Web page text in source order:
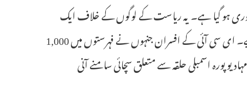
چوری ہو گیا ہے۔ یہ ریاست کے لوگوں کے خلاف ایک
مجرمانہ فعل ہے۔ ریاستی حکومت کو جانچ کر کے کارروائی کرنی چاہیے۔ ای سی آئی کے افسران جنہوں نے فہرستوں میں 1,000
مہادیو پورہ اسمبلی حلقہ سے متعلق سچائی سامنے آنی